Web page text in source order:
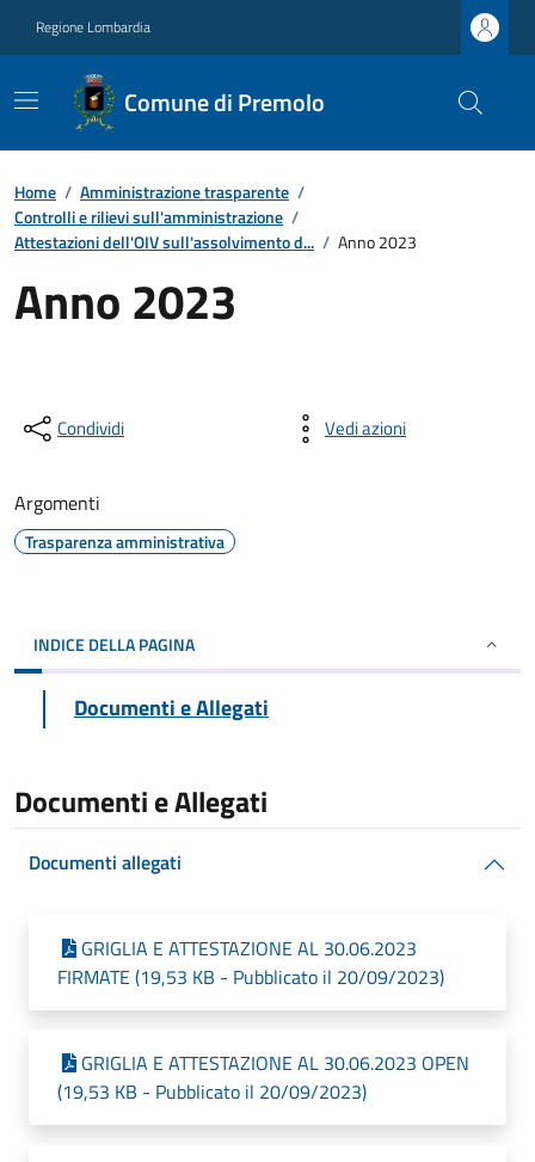
Regione Lombardia
Comune di Premolo
Home / Amministrazione trasparente /
Controlli e rilievi sull'amministrazione /
Attestazioni dell'OIV sull'assolvimento d... / Anno 2023
Anno 2023
Condividi Vedi azioni
Argomenti
Trasparenza amministrativa
INDICE DELLA PAGINA
Documenti e Allegati
Documenti e Allegati
Documenti allegati
GRIGLIA E ATTESTAZIONE AL 30.06.2023
FIRMATE (19,53 KB - Pubblicato il 20/09/2023)
GRIGLIA E ATTESTAZIONE AL 30.06.2023 OPEN
(19,53 KB - Pubblicato il 20/09/2023)